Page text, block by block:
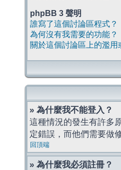
phpBB 3 聲明
誰寫了這個討論區程式？
為何沒有我需要的功能？
關於這個討論區上的濫用
» 為什麼我不能登入？
這種情況的發生有許多
定錯誤，而他們需要做修
回頂端
» 為什麼我必須註冊？